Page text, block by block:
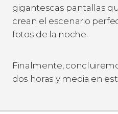
gigantescas pantallas
crean el escenario
fotos de la noche.
Finalmente,
dos horas y media en